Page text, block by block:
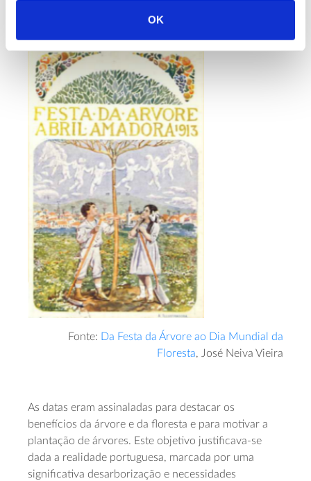
OK
segundo Dia da Árvore na capital.
Fonte: Da Festa da Árvore ao Dia Mundial da
Floresta, José Neiva Vieira
As datas eram assinaladas para destacar os
benefícios da árvore e da floresta e para motivar a
plantação de árvores. Este objetivo justificava-se
dada a realidade portuguesa, marcada por uma
significativa desarborização e necessidades